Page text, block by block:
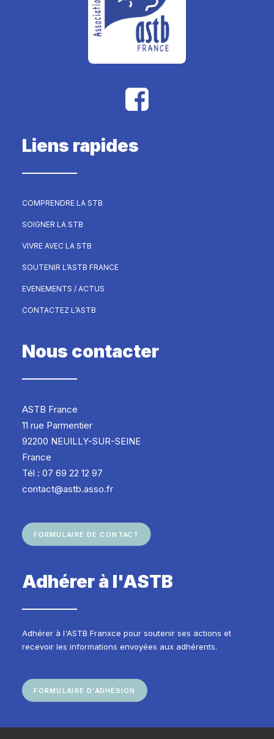
Liens rapides
COMPRENDRE LA STB
SOIGNER LA STB
VIVRE AVEC LA STB
SOUTENIR L’ASTB FRANCE
EVENEMENTS / ACTUS
CONTACTEZ L’ASTB
Nous contacter
ASTB France
11 rue Parmentier
92200 NEUILLY-SUR-SEINE
France
Tél : 07 69 22 12 97
contact@astb.asso.fr
FORMULAIRE DE CONTACT
Adhérer à l'ASTB
Adhérer à l'ASTB Franxce pour soutenir ses actions et
recevoir les informations envoyées aux adhérents.
FORMULAIRE D'ADHÉSION